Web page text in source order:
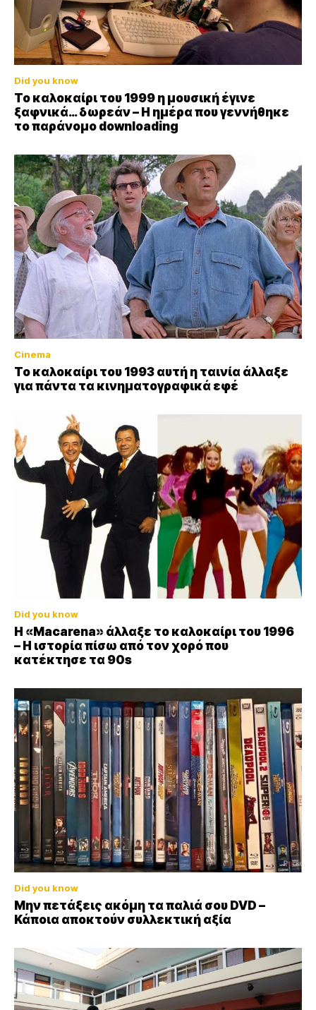
Did you know
Το καλοκαίρι του 1999 η μουσική έγινε
ξαφνικά… δωρεάν – Η ημέρα που γεννήθηκε
το παράνομο downloading
Cinema
Το καλοκαίρι του 1993 αυτή η ταινία άλλαξε
για πάντα τα κινηματογραφικά εφέ
Did you know
Η «Macarena» άλλαξε το καλοκαίρι του 1996
– Η ιστορία πίσω από τον χορό που
κατέκτησε τα 90s
Did you know
Μην πετάξεις ακόμη τα παλιά σου DVD –
Κάποια αποκτούν συλλεκτική αξία